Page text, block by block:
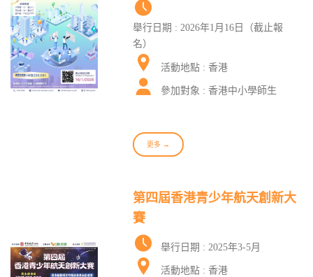
舉行日期 : 2026年1月16日（截止報
名）
活動地點 : 香港
參加對象 : 香港中小學師生
更多 →
第四屆香港青少年航天創新大
賽
舉行日期 : 2025年3-5月
活動地點 : 香港